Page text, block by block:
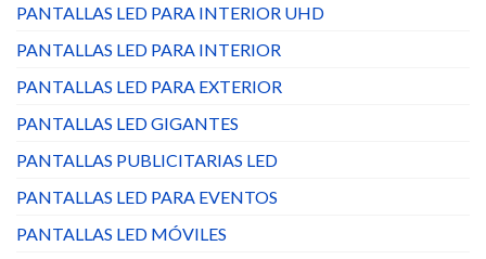
PANTALLAS LED PARA INTERIOR UHD
PANTALLAS LED PARA INTERIOR
PANTALLAS LED PARA EXTERIOR
PANTALLAS LED GIGANTES
PANTALLAS PUBLICITARIAS LED
PANTALLAS LED PARA EVENTOS
PANTALLAS LED MÓVILES